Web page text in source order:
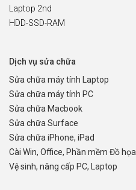
Laptop 2nd
HDD-SSD-RAM
Dịch vụ sửa chữa
Sửa chữa máy tính Laptop
Sửa chữa máy tính PC
Sửa chữa Macbook
Sửa chữa Surface
Sửa chữa iPhone, iPad
Cài Win, Office, Phần mềm Đồ họa
Vệ sinh, nâng cấp PC, Laptop